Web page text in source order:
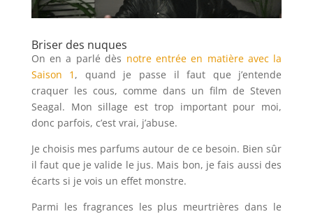
Briser des nuques
On en a parlé dès notre entrée en matière avec la
Saison 1 , quand je passe il faut que j’entende
craquer les cous, comme dans un film de Steven
Seagal. Mon sillage est trop important pour moi,
donc parfois, c’est vrai, j’abuse.
Je choisis mes parfums autour de ce besoin. Bien sûr
il faut que je valide le jus. Mais bon, je fais aussi des
écarts si je vois un effet monstre.
Parmi les fragrances les plus meurtrières dans le